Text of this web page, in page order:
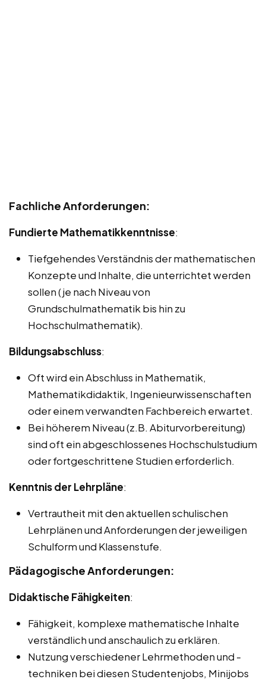
Fachliche Anforderungen:
Fundierte Mathematikkenntnisse:
Tiefgehendes Verständnis der mathematischen
Konzepte und Inhalte, die unterrichtet werden
sollen (je nach Niveau von
Grundschulmathematik bis hin zu
Hochschulmathematik).
Bildungsabschluss:
Oft wird ein Abschluss in Mathematik,
Mathematikdidaktik, Ingenieurwissenschaften
oder einem verwandten Fachbereich erwartet.
Bei höherem Niveau (z.B. Abiturvorbereitung)
sind oft ein abgeschlossenes Hochschulstudium
oder fortgeschrittene Studien erforderlich.
Kenntnis der Lehrpläne:
Vertrautheit mit den aktuellen schulischen
Lehrplänen und Anforderungen der jeweiligen
Schulform und Klassenstufe.
Pädagogische Anforderungen:
Didaktische Fähigkeiten:
Fähigkeit, komplexe mathematische Inhalte
verständlich und anschaulich zu erklären.
Nutzung verschiedener Lehrmethoden und -
techniken bei diesen Studentenjobs, Minijobs